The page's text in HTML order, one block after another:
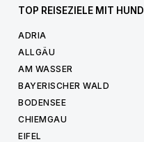
TOP REISEZIELE MIT HUND
ADRIA
ALLGÄU
AM WASSER
BAYERISCHER WALD
BODENSEE
CHIEMGAU
EIFEL